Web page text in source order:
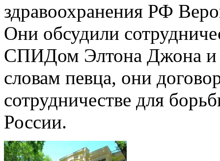
здравоохранения РФ
Они обсудили
СПИДом Элтона Джона и
словам певца, они
сотрудничестве для
России.